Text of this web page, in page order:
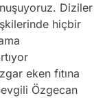
Diziler
hiçbir
eken fıtına
Özgecan